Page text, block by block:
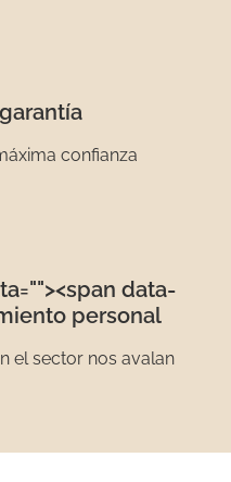
confianza
"><span data-
personal
el sector nos avalan